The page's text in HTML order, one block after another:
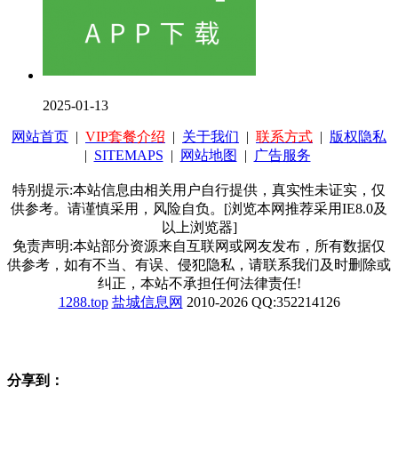
2025-01-13
网站首页 | VIP套餐介绍 | 关于我们 | 联系方式 | 版权隐私
| SITEMAPS | 网站地图 | 广告服务
特别提示:本站信息由相关用户自行提供，真实性未证实，仅
供参考。请谨慎采用，风险自负。[浏览本网推荐采用IE8.0及
以上浏览器]
免责声明:本站部分资源来自互联网或网友发布，所有数据仅
供参考，如有不当、有误、侵犯隐私，请联系我们及时删除或
纠正，本站不承担任何法律责任!
1288.top 盐城信息网 2010-2026 QQ:352214126
分享到：